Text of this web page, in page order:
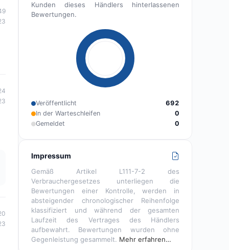
Kunden dieses Händlers hinterlassenen
Bewertungen.
Veröffentlicht
692
In der Warteschleifen
0
Gemeldet
0
Impressum
Gemäß Artikel L111-7-2 des
Verbrauchergesetzes unterliegen die
Bewertungen einer Kontrolle, werden in
absteigender chronologischer Reihenfolge
klassifiziert und während der gesamten
Laufzeit des Vertrages des Händlers
aufbewahrt. Bewertungen wurden ohne
Gegenleistung gesammelt. Mehr erfahren…